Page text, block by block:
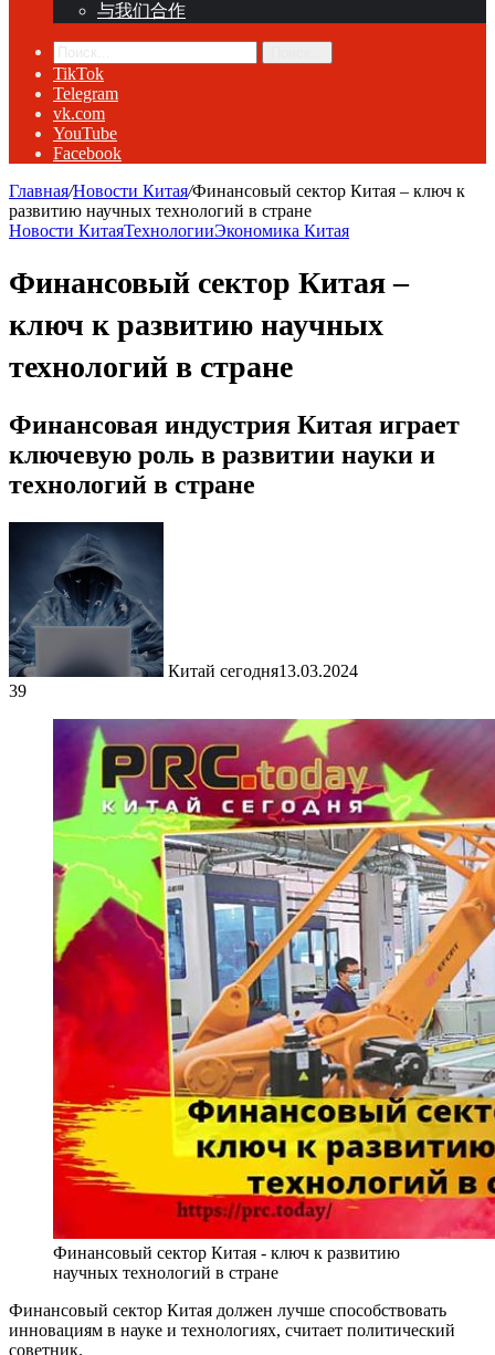
与我们合作
TikTok
Telegram
vk.com
YouTube
Facebook
Главная/Новости Китая/Финансовый сектор Китая – ключ к
развитию научных технологий в стране
Новости КитаяТехнологииЭкономика Китая
Финансовый сектор Китая –
ключ к развитию научных
технологий в стране
Финансовая индустрия Китая играет
ключевую роль в развитии науки и
технологий в стране
Китай сегодня13.03.2024
39
Финансовый сектор Китая - ключ к развитию
научных технологий в стране
Финансовый сектор Китая должен лучше способствовать
инновациям в науке и технологиях, считает политический
советник.